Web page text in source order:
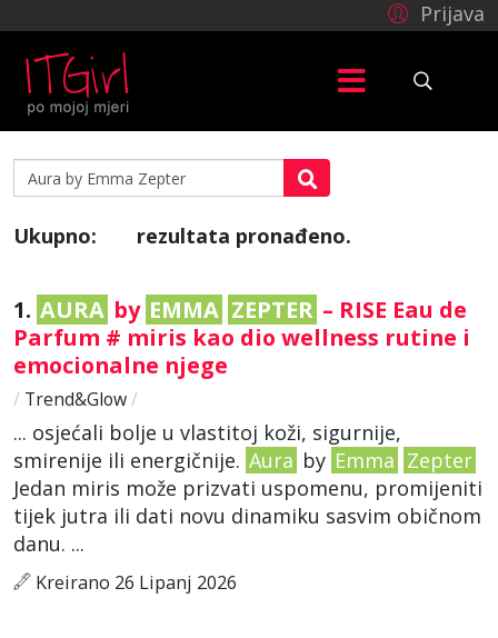
Prijava
Ukupno: rezultata pronađeno.
1. AURA by EMMA ZEPTER – RISE Eau de
Parfum # miris kao dio wellness rutine i
emocionalne njege
/ Trend&Glow/
... osjećali bolje u vlastitoj koži, sigurnije,
smirenije ili energičnije. Aura by Emma Zepter
Jedan miris može prizvati uspomenu, promijeniti
tijek jutra ili dati novu dinamiku sasvim običnom
danu. ...
Kreirano 26 Lipanj 2026